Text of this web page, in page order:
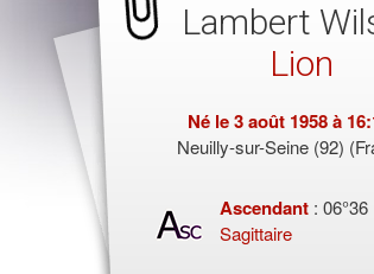
Lambert
Lion
Né le3 août 1958à
Neuilly-sur-Seine (92)
Ascendant : 06°36
Sagittaire